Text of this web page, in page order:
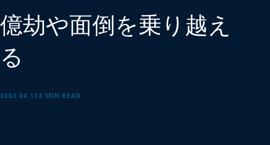
億劫や面倒を乗り越え
る
2003.04.11 2 MIN READ